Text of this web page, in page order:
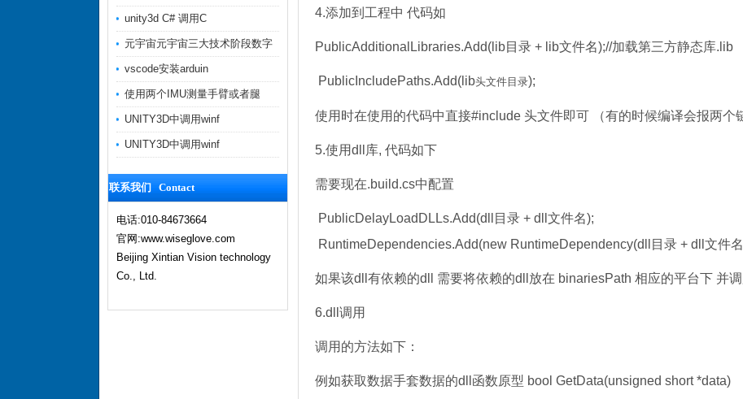
unity3d C# 调用C
元宇宙元宇宙三大技术阶段数字
vscode安装arduin
使用两个IMU测量手臂或者腿
UNITY3D中调用winf
UNITY3D中调用winf
联系我们 Contact
电话:010-84673664
官网:www.wiseglove.com
Beijing Xintian Vision technology
Co., Ltd.
4.添加到工程中 代码如
PublicAdditionalLibraries.Add(lib目录 + lib文件名);//加载第三方静态库.lib
PublicIncludePaths.Add(lib头文件目录);
使用时在使用的代码中直接#include 头文件即可 （有的时候编译会报两个
5.使用dll库, 代码如下
需要现在.build.cs中配置
PublicDelayLoadDLLs.Add(dll目录 + dll文件名);
RuntimeDependencies.Add(new RuntimeDependency(dll目录 + dll文件
如果该dll有依赖的dll 需要将依赖的dll放在 binariesPath 相应的平台下 并
6.dll调用
调用的方法如下：
例如获取数据手套数据的dll函数原型 bool GetData(unsigned short *data)